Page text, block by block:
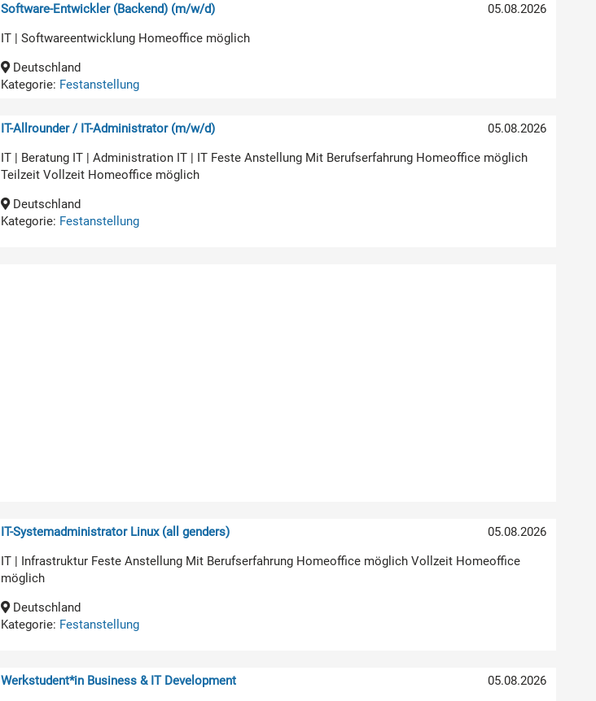
05.08.2026
Software-Entwickler (Backend) (m/w/d)
IT | Softwareentwicklung Homeoffice möglich
Deutschland
Kategorie: Festanstellung
05.08.2026
IT-Allrounder / IT-Administrator (m/w/d)
IT | Beratung IT | Administration IT | IT Feste Anstellung Mit Berufserfahrung Homeoffice möglich
Teilzeit Vollzeit Homeoffice möglich
Deutschland
Kategorie: Festanstellung
05.08.2026
IT-Systemadministrator Linux (all genders)
IT | Infrastruktur Feste Anstellung Mit Berufserfahrung Homeoffice möglich Vollzeit Homeoffice
möglich
Deutschland
Kategorie: Festanstellung
05.08.2026
Werkstudent*in Business & IT Development